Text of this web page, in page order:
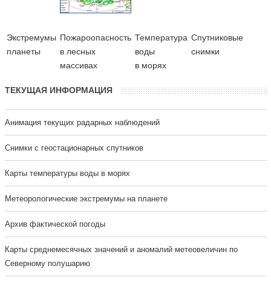
Экстремумы
планеты
Пожароопасность
в лесных
массивах
Температура
воды
в морях
Cпутниковые
снимки
ТЕКУЩАЯ ИНФОРМАЦИЯ
Анимация текущих радарных наблюдений
Cнимки с геостационарных спутников
Карты температуры воды в морях
Метеорологические экстремумы на планете
Архив фактической погоды
Карты среднемесячных значений и аномалий метеовеличин по
Северному полушарию